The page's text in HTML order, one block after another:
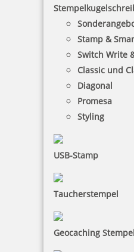
Stamp &
Switch Write
Classic und
Diagonal
Promesa
Styling
USB-Stamp
Taucherstempel
Geocaching Stempel
Jetzt gestalten
Colop Expert Line